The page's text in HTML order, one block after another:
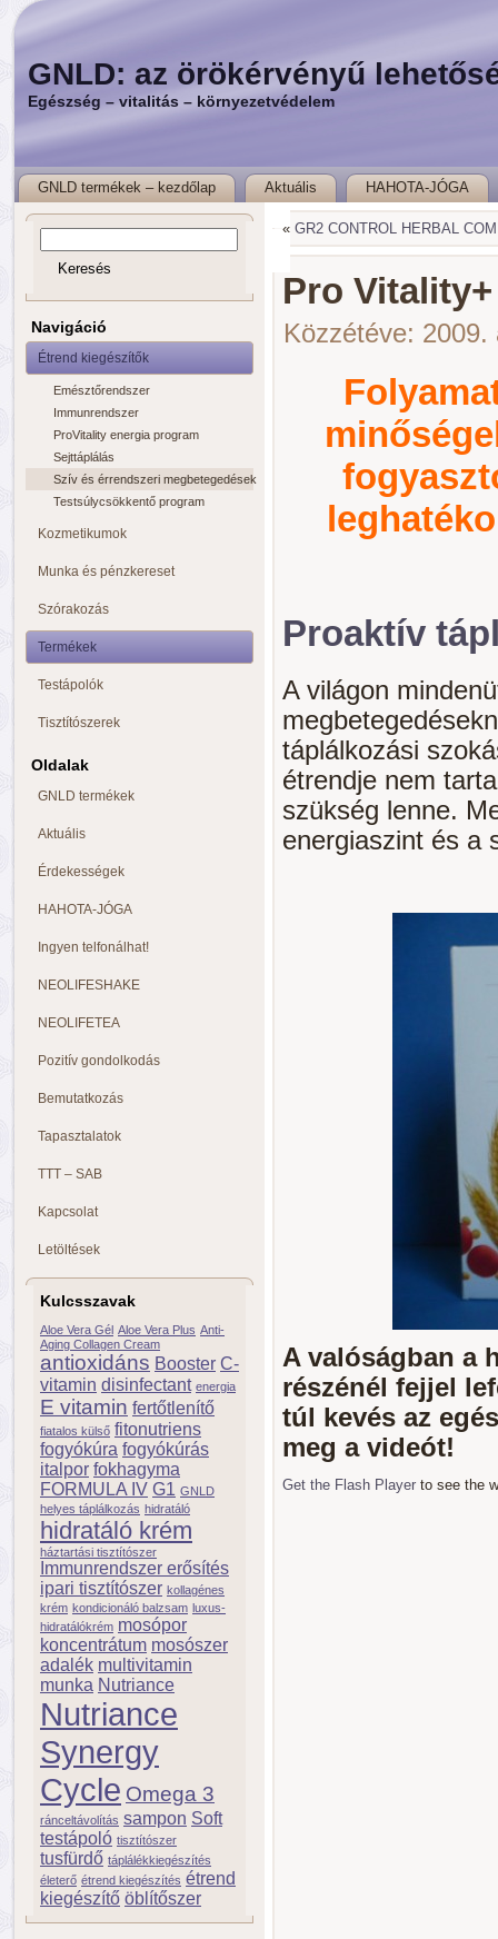
GNLD: az örökérvényű
Egészség – vitalitás – környezetvédelem
GNLD termékek – kezdőlap Aktuális HAHOTA-JÓGA
Navigáció
Étrend kiegészítők
Emésztőrendszer
Immunrendszer
ProVitality energia program
Sejttáplálás
Szív és érrendszeri megbetegedések
Testsúlycsökkentő program
Kozmetikumok
Munka és pénzkereset
Szórakozás
Termékek
Testápolók
Tisztítószerek
Oldalak
GNLD termékek
Aktuális
Érdekességek
HAHOTA-JÓGA
Ingyen telfonálhat!
NEOLIFESHAKE
NEOLIFETEA
Pozitív gondolkodás
Bemutatkozás
Tapasztalatok
TTT – SAB
Kapcsolat
Letöltések
Kulcsszavak
Aloe Vera Gél Aloe Vera Plus Anti-
Aging Collagen Cream
antioxidáns Booster C-
vitamin disinfectant energia
E vitamin fertőtlenítő
fiatalos külső fitonutriens
fogyókúra fogyókúrás
italpor fokhagyma
FORMULA IV G1 GNLD
helyes táplálkozás hidratáló
hidratáló krém
háztartási tisztítószer
Immunrendszer erősítés
ipari tisztítószer kollagénes
krém kondicionáló balzsam luxus-
hidratálókrém mosópor
koncentrátum mosószer
adalék multivitamin
munka Nutriance
Nutriance
Synergy
Cycle Omega 3
ránceltávolítás sampon Soft
testápoló tisztítószer
tusfürdő táplálékkiegészítés
életerő étrend kiegészítés étrend
kiegészítő öblítőszer
« GR2 CONTROL HERBAL
Pro
Közzétéve: 2009.
Proaktív
A világon
táplálkozási
étrendje nem
szükség lenne.
energiaszint és a
A valóságban a
részénél fejjel
túl kevés az
meg a videót!
Get the Flash Player to see the